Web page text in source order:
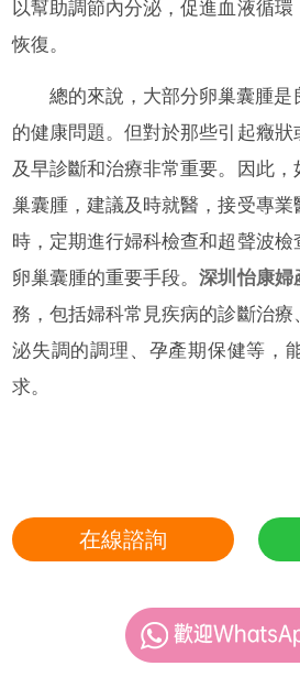
以幫助調節內分泌，促進血液循
恢復。
總的來說，大部分卵巢囊腫
的健康問題。但對於那些引起癥狀
及早診斷和治療非常重要。因此
巢囊腫，建議及時就醫，接受專業
時，定期進行婦科檢查和超聲波
卵巢囊腫的重要手段。深圳怡康婦
務，包括婦科常見疾病的診斷治
泌失調的調理、孕產期保健等，
求。
在線諮詢